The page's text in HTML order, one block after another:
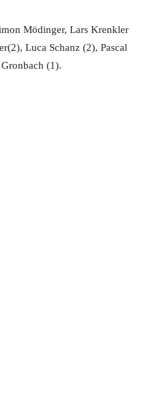
Mödinger, Lars Krenkler
Luca Schanz (2), Pascal
(1).